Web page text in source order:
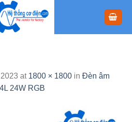
at 1800 × 1800 in Đèn âm
24W RGB